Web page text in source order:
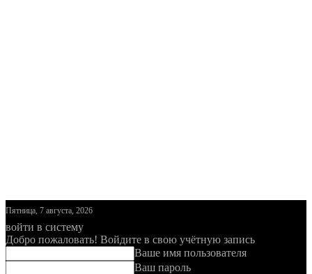
Пятница, 7 августа, 2026
войти в систему
Добро пожаловать! Войдите в свою учётную запись
Ваше имя пользователя
Ваш пароль